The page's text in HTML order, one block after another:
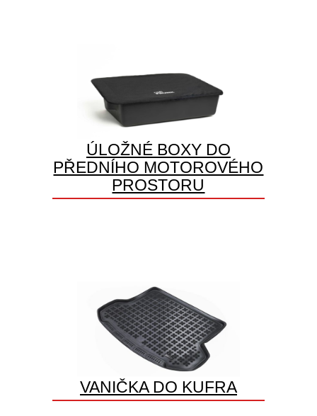
ÚLOŽNÉ BOXY DO
PŘEDNÍHO MOTOROVÉHO
PROSTORU
VANIČKA DO KUFRA